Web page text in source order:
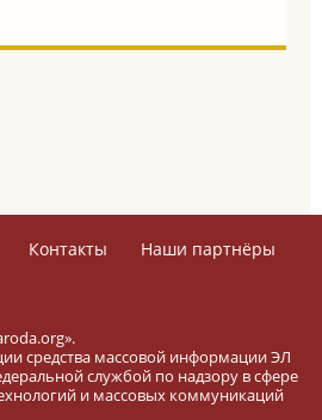
Контакты
Наши партнёры
средства массовой информации ЭЛ
службой по надзору в сфере
и массовых коммуникаций